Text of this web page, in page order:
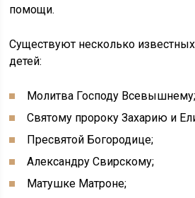
помощи.
Существуют несколько
детей:
Молитва Господу Всевышнему;
Святому пророку Захарию и
Пресвятой Богородице;
Александру Свирскому;
Матушке Матроне;